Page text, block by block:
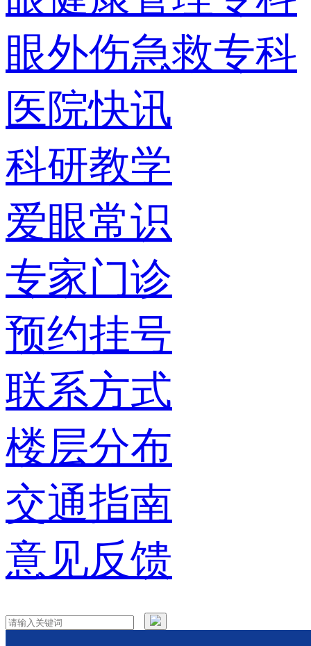
眼外伤急救专科
医院快讯
科研教学
爱眼常识
专家门诊
预约挂号
联系方式
楼层分布
交通指南
意见反馈